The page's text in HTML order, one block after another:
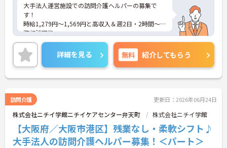
大手法人運営施設での訪問介護ヘルパーの募集で
す！
時給1,279円～1,569円と高収入＆週2日・2時間～勤
務相談可能。
未経験の方も働きやすい環境です。育児・介護休業
実績もあり、長く安心して働けます♪ご興味がある
方は、ご面接のポイントをお伝えしますので、お気
軽にお問い合わせください。
詳細を見る 無料 紹介してもらう
訪問介護 更新日：2026年06月24日
株式会社ニチイ学館ニチイケアセンター弁天町 株式会社ニチイ学館
【大阪府／大阪市港区】残業なし・柔軟シフト♪
大手法人の訪問介護ヘルパー募集！＜パート＞